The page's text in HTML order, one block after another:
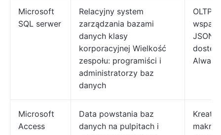
Microsoft
SQL serwer
Relacyjny system
zarządzania bazami
danych klasy
korporacyjnej Wielkość
zespołu: programiści i
administratorzy baz
danych
OLTP
JSON/
Always
Microsoft
Access
Data powstania baz
danych na pulpitach i
makra